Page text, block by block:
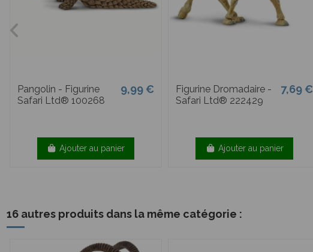
Pangolin - Figurine
Safari Ltd® 100268
9,99 €
Ajouter au panier
Figurine Dromadaire -
Safari Ltd® 222429
7,69 €
Ajouter au panier
16 autres produits dans la même catégorie :